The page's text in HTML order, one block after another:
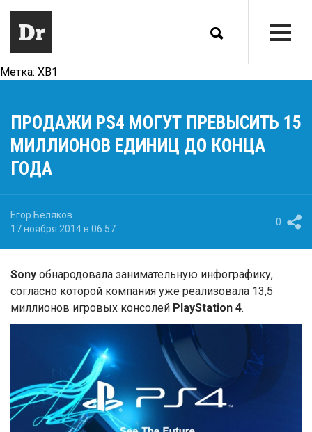
Метка: XB1
ПРОДАЖИ PS4 МОГУТ ПРЕВЫСИТЬ 15
МИЛЛИОНОВ ЕДИНИЦ ДО КОНЦА
ГОДА
Егор Беляков
17 ноября 2014 в 06:57
0
Sony обнародовала занимательную инфографику,
согласно которой компания уже реализовала 13,5
миллионов игровых консолей PlayStation 4.